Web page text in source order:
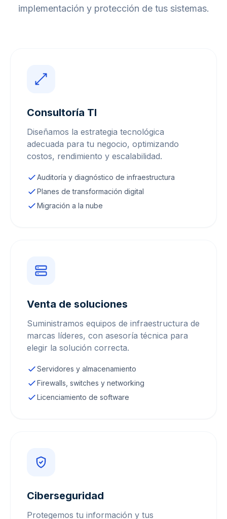
implementación y protección de tus sistemas.
Consultoría TI
Diseñamos la estrategia tecnológica
adecuada para tu negocio, optimizando
costos, rendimiento y escalabilidad.
Auditoría y diagnóstico de infraestructura
Planes de transformación digital
Migración a la nube
Venta de soluciones
Suministramos equipos de infraestructura de
marcas líderes, con asesoría técnica para
elegir la solución correcta.
Servidores y almacenamiento
Firewalls, switches y networking
Licenciamiento de software
Ciberseguridad
Protegemos tu información y tus